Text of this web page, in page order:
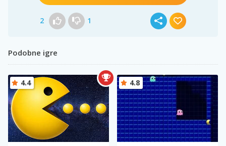
2 1
Podobne igre
4.4 4.8